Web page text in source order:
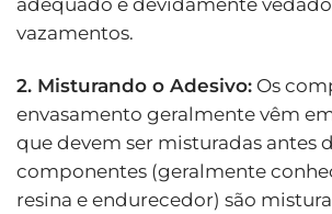
vazamentos.
2. Misturando o Adesivo: Os
envasamento geralmente vêm
que devem ser misturadas antes
componentes (geralmente
resina e endurecedor) são